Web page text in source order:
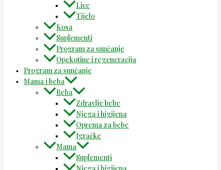
Lice
Tijelo
Kosa
Suplementi
Program za sunčanje
Opekotine i regeneracija
Program za sunčanje
Mama i beba
Beba
Zdravlje bebe
Njega i higijena
Oprema za bebe
Igračke
Mama
Suplementi